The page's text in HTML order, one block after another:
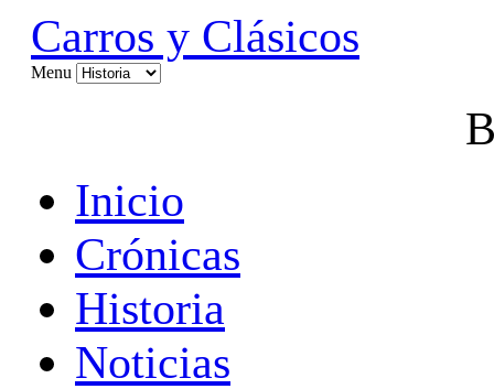
Carros y Clásicos
Menu
Inicio
Crónicas
Historia
Noticias